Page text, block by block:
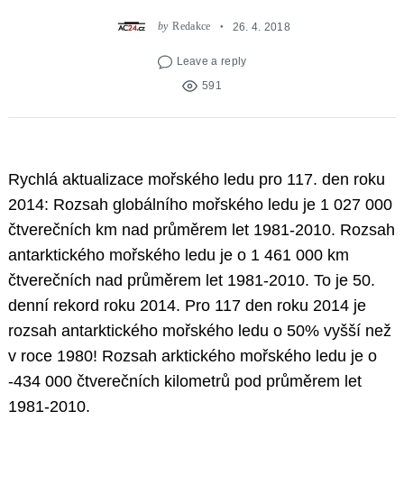
by Redakce 26. 4. 2018
Leave a reply
591
Rychlá aktualizace mořského ledu pro 117. den roku
2014: Rozsah globálního mořského ledu je 1 027 000
čtverečních km nad průměrem let 1981-2010. Rozsah
antarktického mořského ledu je o 1 461 000 km
čtverečních nad průměrem let 1981-2010. To je 50.
denní rekord roku 2014. Pro 117 den roku 2014 je
rozsah antarktického mořského ledu o 50% vyšší než
v roce 1980! Rozsah arktického mořského ledu je o
-434 000 čtverečních kilometrů pod průměrem let
1981-2010.